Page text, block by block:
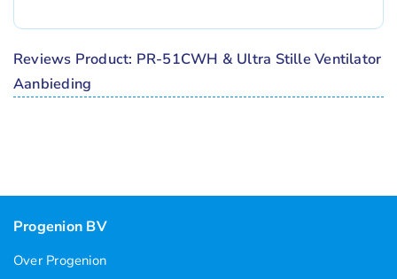
Reviews Product: PR-51CWH & Ultra Stille Ventilator
Aanbieding
Progenion BV
Over Progenion